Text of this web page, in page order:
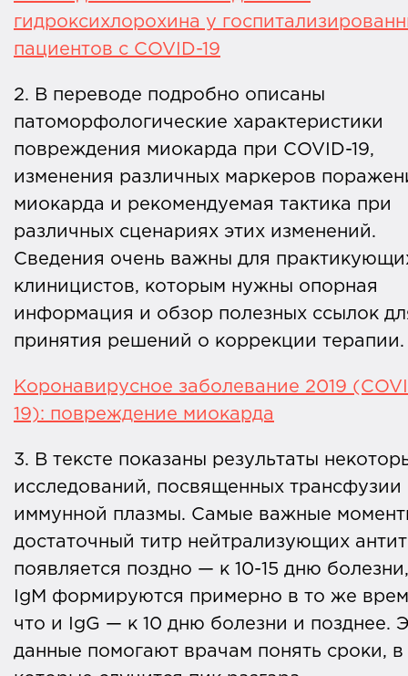
гидроксихлорохина у
пациентов с COVID-19
2. В переводе подробно описаны
патоморфологические характеристики
повреждения миокарда при COVID-19,
изменения различных маркеров
миокарда и рекомендуемая тактика при
различных сценариях этих изменений.
Сведения очень важны для
клиницистов, которым нужны опорная
информация и обзор полезных ссылок
принятия решений о коррекции терапии.
Коронавирусное заболевание 2019
19): повреждение миокарда
3. В тексте показаны результаты
исследований, посвященных трансфузии
иммунной плазмы. Самые важные
достаточный титр нейтрализующих
появляется поздно — к 10-15 дню болезни,
IgM формируются примерно в то же
что и IgG — к 10 дню болезни и позднее.
данные помогают врачам понять сроки, в